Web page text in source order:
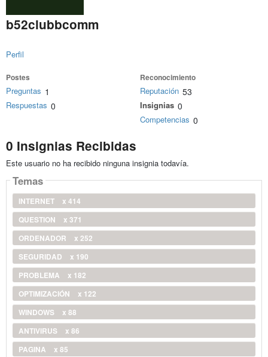
b52clubbcomm
Perfil
Postes
Preguntas 1
Respuestas 0
Reconocimiento
Reputación 53
Insignias 0
Competencias 0
0 Insignias Recibidas
Este usuario no ha recibido ninguna insignia todavía.
Temas
INTERNET
x 414
QUESTION
x 371
ORDENADOR
x 252
SEGURIDAD
x 190
PROBLEMA
x 182
OPTIMIZACIÓN
x 122
WINDOWS
x 88
ANTIVIRUS
x 86
PAGINA
x 85